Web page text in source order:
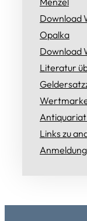
Download
Opalka
Download
Literatur
Links zu